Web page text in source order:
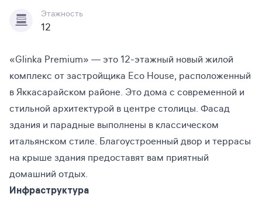
Этажность
12
«Glinka Premium» — это 12-этажный новый жилой
комплекс от застройщика Eco House, расположенный
в Яккасарайском районе. Это дома с современной и
стильной архитектурой в центре столицы. Фасад
здания и парадные выполнены в классическом
итальянском стиле. Благоустроенный двор и террасы
на крыше здания предоставят вам приятный
домашний отдых.
Инфраструктура